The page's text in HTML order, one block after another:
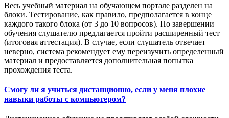
Весь учебный материал на обучающем портале разделен на
блоки. Тестирование, как правило, предполагается в конце
каждого такого блока (от 3 до 10 вопросов). По завершении
обучения слушателю предлагается пройти расширенный тест
(итоговая аттестация). В случае, если слушатель отвечает
неверно, система рекомендует ему переизучить определенный
материал и предоставляется дополнительная попытка
прохождения теста.
Смогу ли я учиться дистанционно, если у меня плохие
навыки работы с компьютером?